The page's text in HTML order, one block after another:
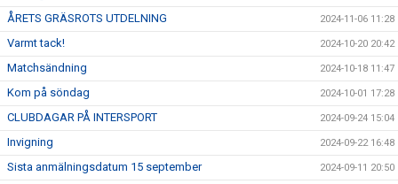
ÅRETS GRÄSROTS UTDELNING 2024-11-06 11:28
Varmt tack! 2024-10-20 20:42
Matchsändning 2024-10-18 11:47
Kom på söndag 2024-10-01 17:28
CLUBDAGAR PÅ INTERSPORT 2024-09-24 15:04
Invigning 2024-09-22 16:48
Sista anmälningsdatum 15 september 2024-09-11 20:50